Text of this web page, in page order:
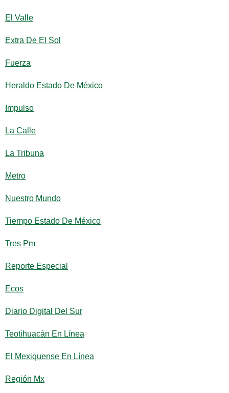
El Valle
Extra De El Sol
Fuerza
Heraldo Estado De México
Impulso
La Calle
La Tribuna
Metro
Nuestro Mundo
Tiempo Estado De México
Tres Pm
Reporte Especial
Ecos
Diario Digital Del Sur
Teotihuacán En Línea
El Mexiquense En Línea
Región Mx